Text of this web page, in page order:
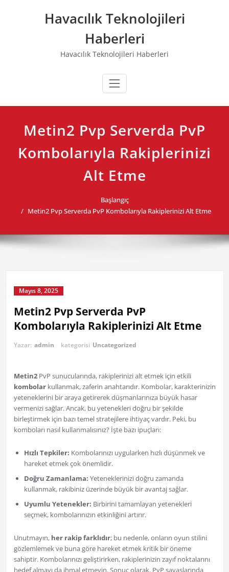
Havacılık Teknolojileri
Haberleri
Havacılık Teknolojileri Haberleri
Metin2 Pvp Serverda PvP
Kombolarıyla Rakiplerinizi
Alt Etme
Başlangıç
Metin2 Pvp Serverda PvP Kombolarıyla Rakiplerinizi Alt Etme
Mayıs 8, 2025
Metin2 Pvp Serverda PvP
Kombolarıyla Rakiplerinizi Alt Etme
Yazar: admin kategorisi Uncategorized
Metin2PvP sunucularında, rakiplerinizi alt etmek için etkili
kombolarkullanmak, zaferin anahtarıdır. Kombolar, karakterinizin
yeteneklerini bir araya getirerek düşmanlarınıza büyük hasar
vermenizi sağlar. Ancak, bu yetenekleri doğru bir şekilde
birleştirmek için bazı temel stratejilere ihtiyaç vardır. Peki, bu
komboları nasıl kullanmalısınız? İşte bazı ipuçları:
Hızlı Tepkiler: Kombolarınızı uygularken hızlı düşünmek ve
hareket etmek çok önemlidir.
Doğru Zamanlama: Yeteneklerinizi doğru zamanda
kullanmak, rakibiniz üzerinde büyük bir avantaj sağlar.
Uyumlu Yetenekler: Birbirini tamamlayan yetenekleri
seçmek, kombolarınızın etkinliğini artırır.
Unutmayın, her rakip farklıdır; bu nedenle, onların oyun stilini
gözlemlemek ve buna göre hareket etmek kritik bir öneme
sahiptir. Kombolarınızı geliştirirken, rakiplerinizin zayıf noktalarını
hedef almayı da ihmal etmeyin. Sonuç olarak, PvP savaşlarında